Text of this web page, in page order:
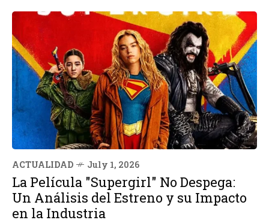
ACTUALIDAD July 1, 2026
La Película "Supergirl" No Despega:
Un Análisis del Estreno y su Impacto
en la Industria